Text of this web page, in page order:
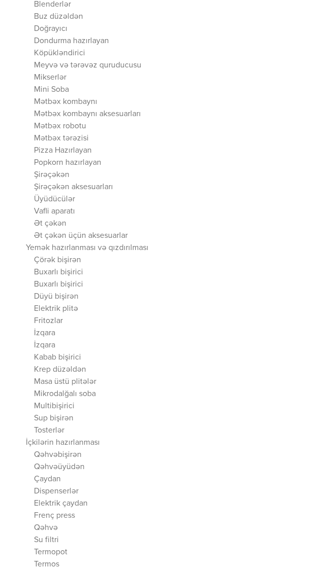
Blenderlər
Buz düzəldən
Doğrayıcı
Dondurma hazırlayan
Köpükləndirici
Meyvə və tərəvəz quruducusu
Mikserlər
Mini Soba
Mətbəx kombaynı
Mətbəx kombaynı aksesuarları
Mətbəx robotu
Mətbəx tərəzisi
Pizza Hazırlayan
Popkorn hazırlayan
Şirəçəkən
Şirəçəkən aksesuarları
Üyüdücülər
Vafli aparatı
Ət çəkən
Ət çəkən üçün aksesuarlar
Yemək hazırlanması və qızdırılması
Çörək bişirən
Buxarlı bişirici
Buxarlı bişirici
Düyü bişirən
Elektrik plitə
Fritozlar
İzqara
İzqara
Kabab bişirici
Krep düzəldən
Masa üstü plitələr
Mikrodalğalı soba
Multibişirici
Sup bişirən
Tosterlər
İçkilərin hazırlanması
Qəhvəbişirən
Qəhvəüyüdən
Çaydan
Dispenserlər
Elektrik çaydan
Frenç press
Qəhvə
Su filtri
Termopot
Termos